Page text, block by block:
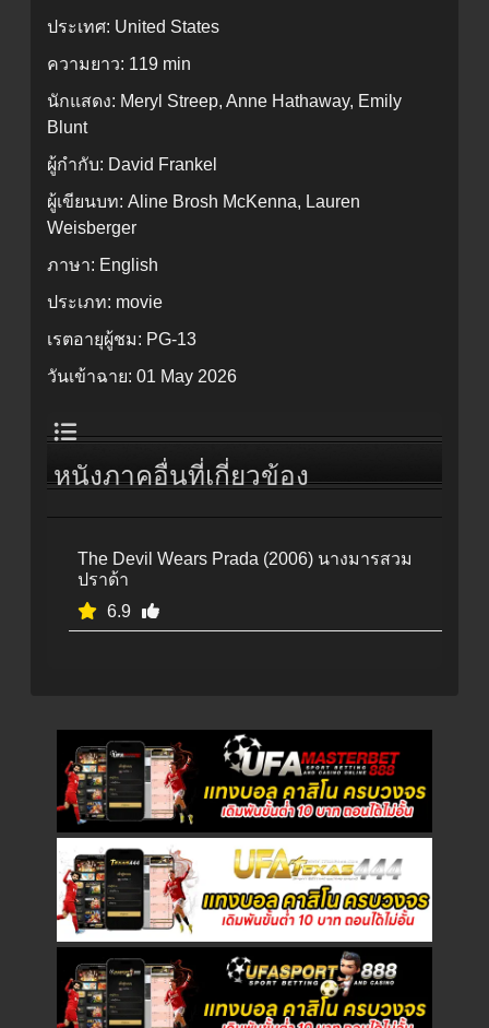
ประเทศ: United States
ความยาว: 119 min
นักแสดง: Meryl Streep, Anne Hathaway, Emily
Blunt
ผู้กำกับ: David Frankel
ผู้เขียนบท: Aline Brosh McKenna, Lauren
Weisberger
ภาษา: English
ประเภท: movie
เรตอายุผู้ชม: PG-13
วันเข้าฉาย: 01 May 2026
หนังภาคอื่นที่เกี่ยวข้อง
The Devil Wears Prada (2006) นางมารสวม
ปราด้า
6.9